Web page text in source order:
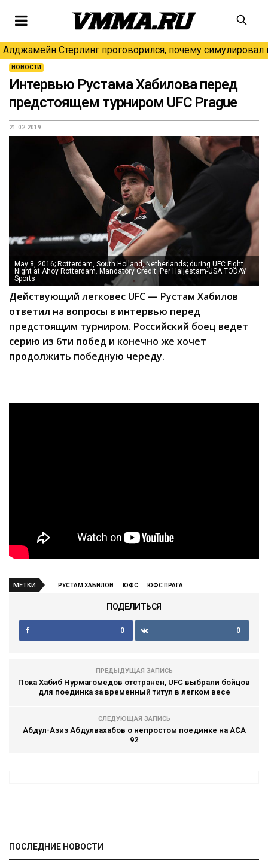
Алджамейн Стерлинг проговорился, почему симулировал
НОВОСТИ
Интервью Рустама Хабилова перед
предстоящем турниром UFC Prague
21.02.2019
May 8, 2016; Rotterdam, South Holland, Netherlands; during UFC Fight
Night at Ahoy Rotterdam. Mandatory Credit: Per Haljestam-USA TODAY
Sports
Действующий легковес UFC — Рустам Хабилов
ответил на вопросы в интервью перед
предстоящим турниром. Российский боец ведет
серию из 6ти побед и конечно же хочет
продолжить победную череду.
МЕТКИ РУСТАМ ХАБИЛОВ ЮФС ЮФС ПРАГА
ПОДЕЛИТЬСЯ
0 0
ПРЕДЫДУЩАЯ ЗАПИСЬ
Пока Хабиб Нурмагомедов отстранен, UFC выбрали бойцов
для поединка за временный титул в легком весе
СЛЕДУЮЩАЯ ЗАПИСЬ
Абдул-Азиз Абдулвахабов о непростом поединке на АСА
92
ПОСЛЕДНИЕ НОВОСТИ